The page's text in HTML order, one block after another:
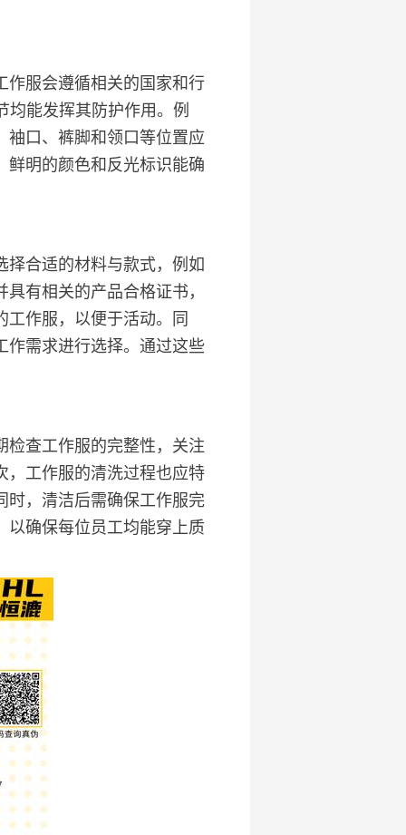
作服会遵循相关的国家和行
均能发挥其防护作用。例
袖口、裤脚和领口等位置应
鲜明的颜色和反光标识能确
择合适的材料与款式，例如
有相关的产品合格证书，
作服，以便于活动。同
作需求进行选择。通过这些
检查工作服的完整性，关注
，工作服的清洗过程也应特
时，清洁后需确保工作服完
以确保每位员工均能穿上质